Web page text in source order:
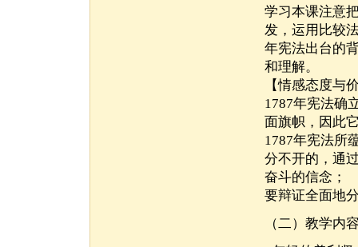
学习本课注意
发，运用比较
年宪法出台的
和理解。
【情感态度与
1787年宪法确
面旗帜，因此
1787年宪法所
分不开的，通
奋斗的信念；
要辩证全面地
（二）教学内